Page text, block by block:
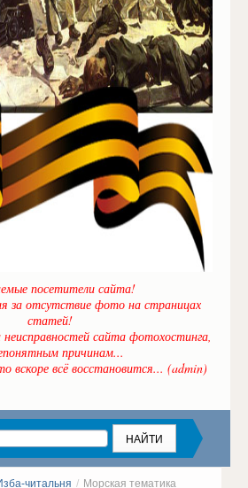
посетители сайта!
за отсутствие фото на страницах
статей!
сайта фотохостинга,
причинам...
вскоре всё восстановится... (admin)
читальня / Морская тематика